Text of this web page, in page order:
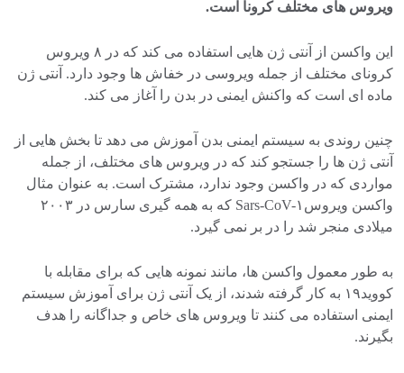
ویروس های مختلف کرونا است.
این واکسن از آنتی ژن هایی استفاده می کند که در ۸ ویروس
کرونای مختلف از جمله ویروسی در خفاش ها وجود دارد. آنتی ژن
ماده ای است که واکنش ایمنی در بدن را آغاز می کند.
چنین روندی به سیستم ایمنی بدن آموزش می دهد تا بخش هایی از
آنتی ژن ها را جستجو کند که در ویروس های مختلف، از جمله
مواردی که در واکسن وجود ندارد، مشترک است. به عنوان مثال
واکسن ویروسSars-CoV-۱ که به همه گیری سارس در ۲۰۰۳
میلادی منجر شد را در بر نمی گیرد.
به طور معمول واکسن ها، مانند نمونه هایی که برای مقابله با
کووید۱۹ به کار گرفته شدند، از یک آنتی ژن برای آموزش سیستم
ایمنی استفاده می کنند تا ویروس های خاص و جداگانه را هدف
بگیرند.